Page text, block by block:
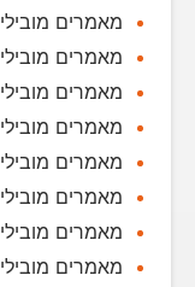
מאמרים
מאמרים
מאמרים
מאמרים
מאמרים
מאמרים
מאמרים
מאמרים